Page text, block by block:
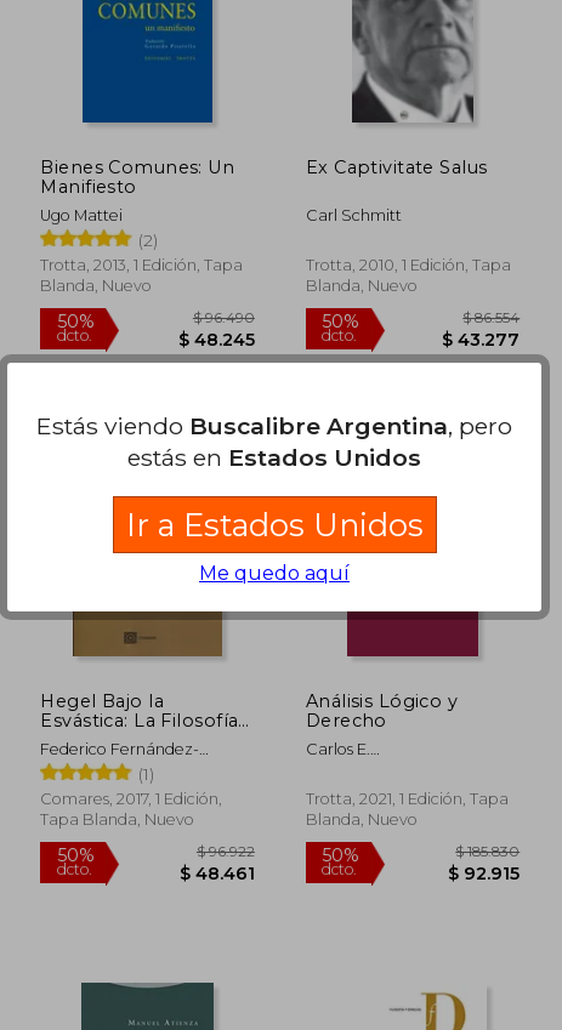
10%
dcto.
55%
dcto.
Bienes Comunes: Un
Manifiesto
Ugo Mattei
(2)
Trotta, 2013, 1 Edición, Tapa
Blanda, Nuevo
dcto. $ 48.245
Ex Captivitate Salus
Carl Schmitt
Trotta, 2010, 1 Edición, Tapa
Blanda, Nuevo
dcto.
Hegel Bajo la
Esvástica: La Filosofía
del Derecho de Karl
Larenz y Julius Binder
Federico Fernández-
Crehuet López
(1)
Comares, 2017, 1 Edición,
Tapa Blanda, Nuevo
Análisis Lógico y
Derecho
Carlos E.
Trotta, 2021, 1 Edición, Tapa
Blanda, Nuevo
Estás viendo Buscalibre Argentina, pero
estás en Estados Unidos
Ir a Estados Unidos
Me quedo aquí